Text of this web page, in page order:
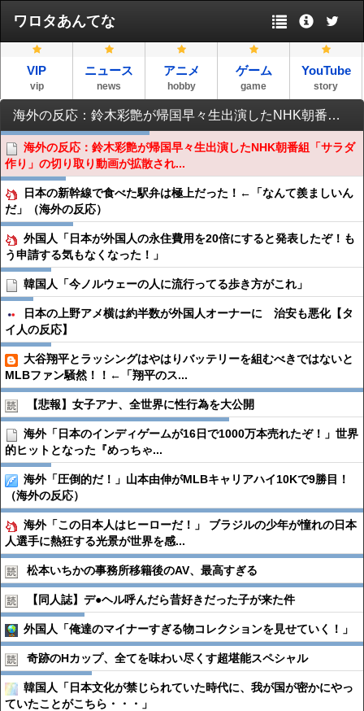
ワロタあんてな
VIP
vip
ニュース
news
アニメ
hobby
ゲーム
game
YouTube
story
海外の反応：鈴木彩艶が帰国早々生出演したNHK朝番組「サラダ作り」の切り取り動画が拡散され海外サッカーファン仰天
海外の反応：鈴木彩艶が帰国早々生出演したNHK朝番組「サラダ
作り」の切り取り動画が拡散され...
日本の新幹線で食べた駅弁は極上だった！←「なんて羨ましいん
だ」（海外の反応）
外国人「日本が外国人の永住費用を20倍にすると発表したぞ！も
う申請する気もなくなった！」
韓国人「今ノルウェーの人に流行ってる歩き方がこれ」
日本の上野アメ横は約半数が外国人オーナーに 治安も悪化【タ
イ人の反応】
大谷翔平とラッシングはやはりバッテリーを組むべきではないと
MLBファン騒然！！←「翔平のス...
【悲報】女子アナ、全世界に性行為を大公開
海外「日本のインディゲームが16日で1000万本売れたぞ！」世界
的ヒットとなった『めっちゃ...
海外「圧倒的だ！」山本由伸がMLBキャリアハイ10Kで9勝目！
（海外の反応）
海外「この日本人はヒーローだ！」 ブラジルの少年が憧れの日本
人選手に熱狂する光景が世界を感...
松本いちかの事務所移籍後のAV、最高すぎる
【同人誌】デ●︎ヘル呼んだら昔好きだった子が来た件
外国人「俺達のマイナーすぎる物コレクションを見せていく！」
奇跡のHカップ、全てを味わい尽くす超堪能スペシャル
韓国人「日本文化が禁じられていた時代に、我が国が密かにやっ
ていたことがこちら・・・」